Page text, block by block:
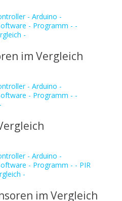
im Vergleich
im Vergleich